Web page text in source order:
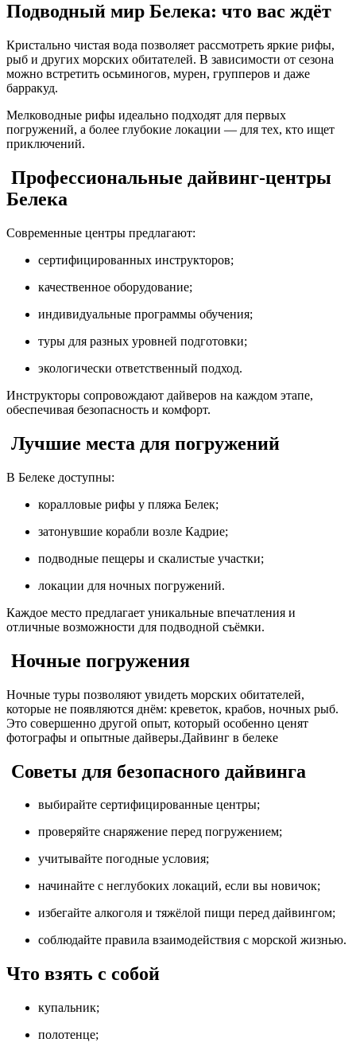
Подводный мир Белека: что вас ждёт
Кристально чистая вода позволяет рассмотреть яркие рифы,
рыб и других морских обитателей. В зависимости от сезона
можно встретить осьминогов, мурен, групперов и даже
барракуд.
Мелководные рифы идеально подходят для первых
погружений, а более глубокие локации — для тех, кто ищет
приключений.
Профессиональные дайвинг‑центры
Белека
Современные центры предлагают:
сертифицированных инструкторов;
качественное оборудование;
индивидуальные программы обучения;
туры для разных уровней подготовки;
экологически ответственный подход.
Инструкторы сопровождают дайверов на каждом этапе,
обеспечивая безопасность и комфорт.
Лучшие места для погружений
В Белеке доступны:
коралловые рифы у пляжа Белек;
затонувшие корабли возле Кадрие;
подводные пещеры и скалистые участки;
локации для ночных погружений.
Каждое место предлагает уникальные впечатления и
отличные возможности для подводной съёмки.
Ночные погружения
Ночные туры позволяют увидеть морских обитателей,
которые не появляются днём: креветок, крабов, ночных рыб.
Это совершенно другой опыт, который особенно ценят
фотографы и опытные дайверы.Дайвинг в белеке
Советы для безопасного дайвинга
выбирайте сертифицированные центры;
проверяйте снаряжение перед погружением;
учитывайте погодные условия;
начинайте с неглубоких локаций, если вы новичок;
избегайте алкоголя и тяжёлой пищи перед дайвингом;
соблюдайте правила взаимодействия с морской жизнью.
Что взять с собой
купальник;
полотенце;